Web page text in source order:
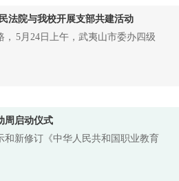
法院与我校开展支部共建活动
5月24日上午，武夷山市委办四级
周启动仪式
新修订《中华人民共和国职业教育